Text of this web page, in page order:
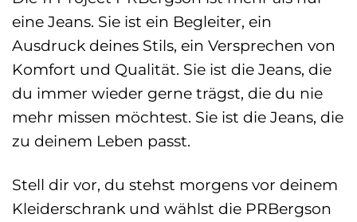
eine Jeans. Sie ist ein Begleiter, ein
Ausdruck deines Stils, ein Versprechen von
Komfort und Qualität. Sie ist die Jeans, die
du immer wieder gerne trägst, die du nie
mehr missen möchtest. Sie ist die Jeans, die
zu deinem Leben passt.
Stell dir vor, du stehst morgens vor deinem
Kleiderschrank und wählst die PRBergson